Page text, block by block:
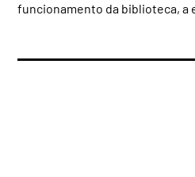
funcionamento da biblioteca, a